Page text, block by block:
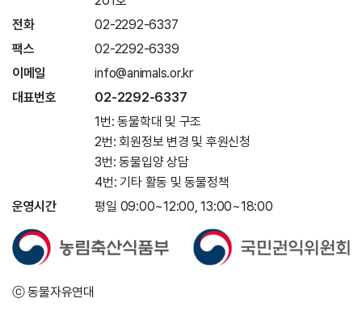
전화
02-2292-6337
팩스
02-2292-6339
이메일
info@animals.or.kr
대표번호
02-2292-6337
1번: 동물학대 및 구조
2번: 회원정보 변경 및 후원신청
3번: 동물입양 상담
4번: 기타 활동 및 동물정책
운영시간
평일 09:00~12:00, 13:00~18:00
ⓒ 동물자유연대